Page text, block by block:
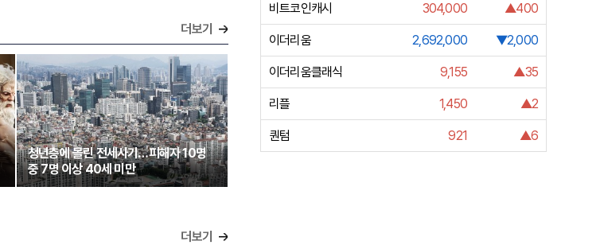
더보기
청년층에 몰린 전세사기…피해자 10명
중 7명 이상 40세 미만
더보기
비트코인캐시 304,000 ▲400
이더리움 2,692,000 ▼2,000
이더리움클래식 9,155 ▲35
리플 1,450 ▲2
퀀텀 921 ▲6